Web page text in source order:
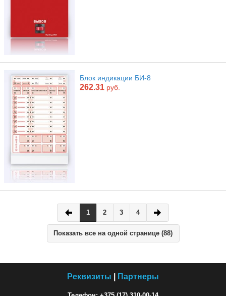
Блок индикации БИ-8
262.31 руб.
1 2 3 4
Показать все на одной странице (88)
Реквизиты Партнеры